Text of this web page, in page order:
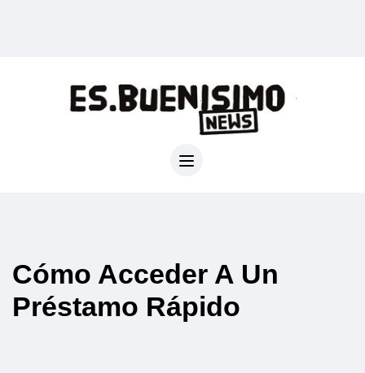
Cómo Acceder A Un
Préstamo Rápido